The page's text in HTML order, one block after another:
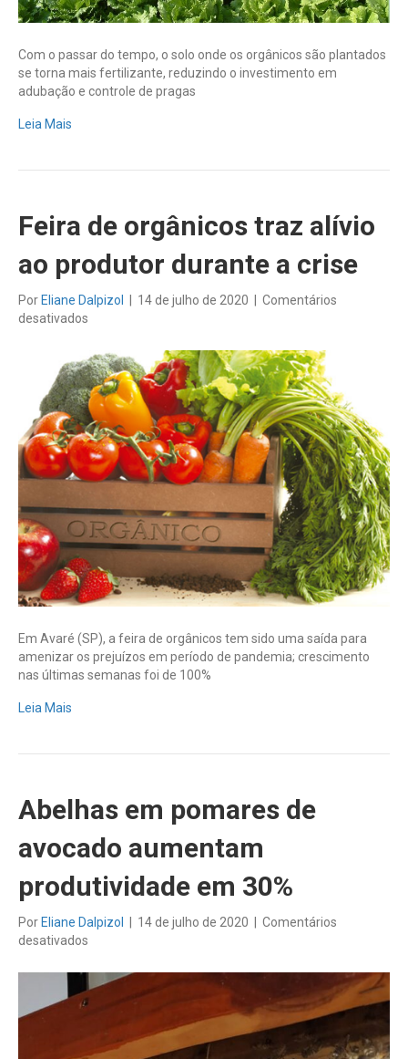
Com o passar do tempo, o solo onde os orgânicos são plantados
se torna mais fertilizante, reduzindo o investimento em
adubação e controle de pragas
Leia Mais
Feira de orgânicos traz alívio
ao produtor durante a crise
Por Eliane Dalpizol 14 de julho de 2020
Comentários
desativados
de
orgânicos
traz
alívio
ao
produtor
durante
a
Em Avaré (SP), a feira de orgânicos tem sido uma saída para
amenizar os prejuízos em período de pandemia; crescimento
nas últimas semanas foi de 100%
Leia Mais
Abelhas em pomares de
avocado aumentam
produtividade em 30%
Por Eliane Dalpizol 14 de julho de 2020
Comentários
desativados
em
pomares
avocado
aumentam